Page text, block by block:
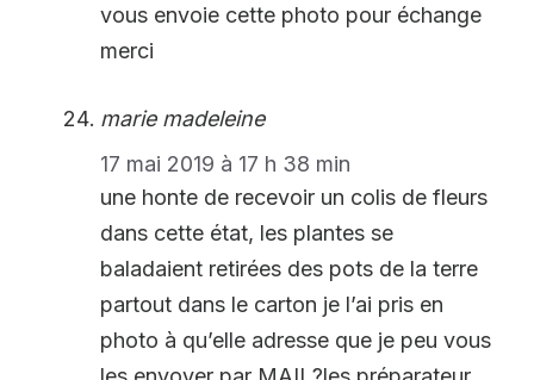
vous envoie cette photo pour échange
merci
marie madeleine
17 mai 2019 à 17 h 38 min
une honte de recevoir un colis de fleurs
dans cette état, les plantes se
baladaient retirées des pots de la terre
partout dans le carton je l’ai pris en
photo à qu’elle adresse que je peu vous